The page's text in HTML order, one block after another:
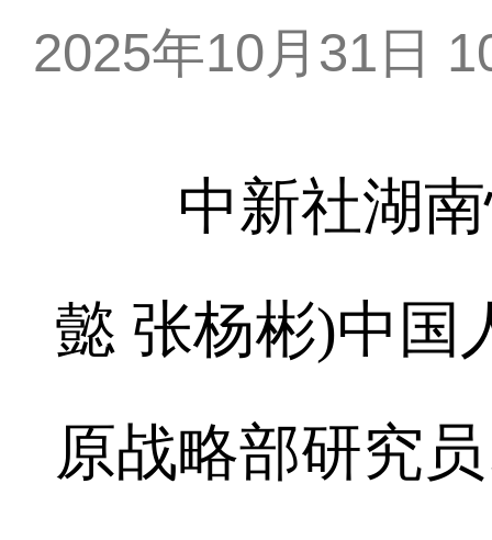
2025年10月31日
中新社湖南
懿 张杨彬)中国
原战略部研究